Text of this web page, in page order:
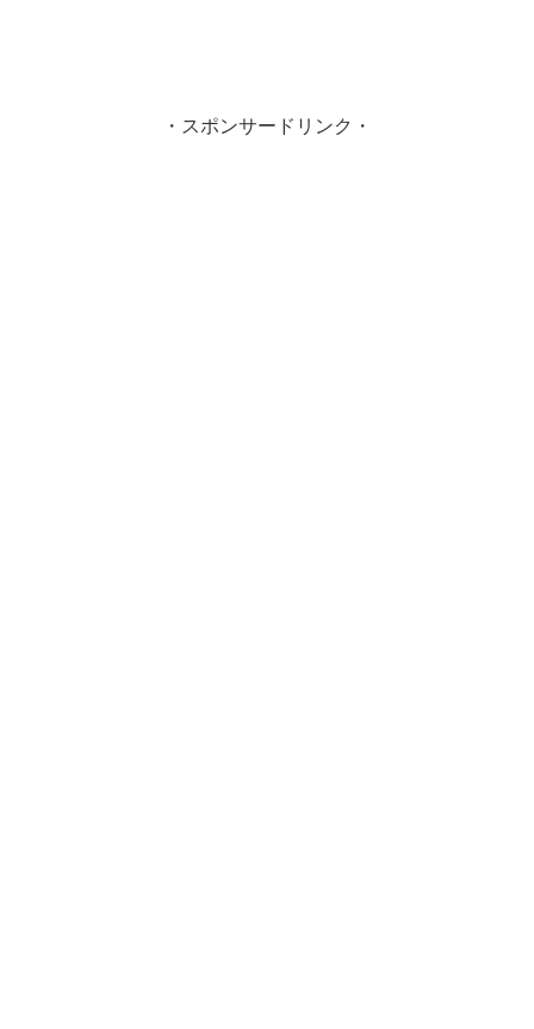
・スポンサードリンク・